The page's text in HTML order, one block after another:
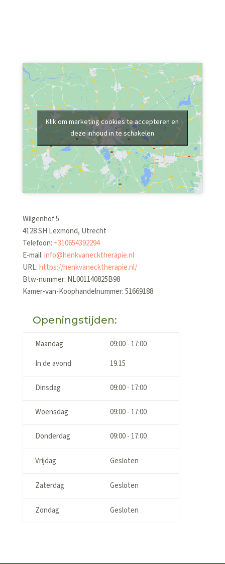
Klik om marketing cookies te accepteren en
deze inhoud in te schakelen
Wilgenhof 5
4128 SH Lexmond, Utrecht
Telefoon: +310654392294
E-mail:info@henkvanecktherapie.nl
URL:https://henkvanecktherapie.nl/
Btw-nummer: NL001140825B98
Kamer-van-Koophandelnummer: 51669188
Openingstijden:
Maandag
In de avond
09:00 - 17:00
19.15
Dinsdag 09:00 - 17:00
Woensdag 09:00 - 17:00
Donderdag 09:00 - 17:00
Vrijdag Gesloten
Zaterdag Gesloten
Zondag Gesloten